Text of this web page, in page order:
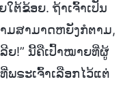
ຕ້ຂ້ອຍ. ຖ້າເຈົ້າເປັນ
າມສາມາດຫຍັງກໍຕາມ,
ຍ!” ນີ້ຄືເປົ້າໝາຍທີ່ຜູ້
ຣະເຈົ້າເລືອກໄວ້ແຕ່